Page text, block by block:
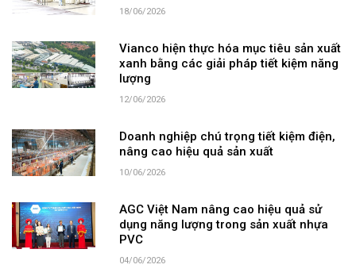
18/06/2026
Vianco hiện thực hóa mục tiêu sản xuất
xanh bằng các giải pháp tiết kiệm năng
lượng
12/06/2026
Doanh nghiệp chú trọng tiết kiệm điện,
nâng cao hiệu quả sản xuất
10/06/2026
AGC Việt Nam nâng cao hiệu quả sử
dụng năng lượng trong sản xuất nhựa
PVC
04/06/2026